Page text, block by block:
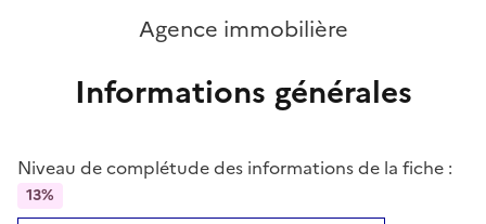
Agence immobilière
Informations générales
Niveau de complétude des informations de la fiche :
13%